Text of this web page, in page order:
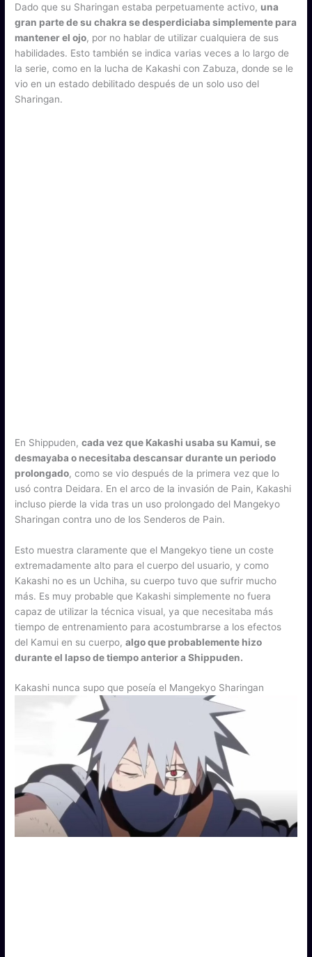
Dado que su Sharingan estaba perpetuamente activo, una
gran parte de su chakra se desperdiciaba simplemente para
mantener el ojo, por no hablar de utilizar cualquiera de sus
habilidades. Esto también se indica varias veces a lo largo de
la serie, como en la lucha de Kakashi con Zabuza, donde se le
vio en un estado debilitado después de un solo uso del
Sharingan.
En Shippuden,cada vez que Kakashi usaba su Kamui, se
desmayaba o necesitaba descansar durante un periodo
prolongado, como se vio después de la primera vez que lo
usó contra Deidara. En el arco de la invasión de Pain, Kakashi
incluso pierde la vida tras un uso prolongado del Mangekyo
Sharingan contra uno de los Senderos de Pain.
Esto muestra claramente que el Mangekyo tiene un coste
extremadamente alto para el cuerpo del usuario, y como
Kakashi no es un Uchiha, su cuerpo tuvo que sufrir mucho
más. Es muy probable que Kakashi simplemente no fuera
capaz de utilizar la técnica visual, ya que necesitaba más
tiempo de entrenamiento para acostumbrarse a los efectos
del Kamui en su cuerpo,algo que probablemente hizo
durante el lapso de tiempo anterior a Shippuden.
Kakashi nunca supo que poseía el Mangekyo Sharingan